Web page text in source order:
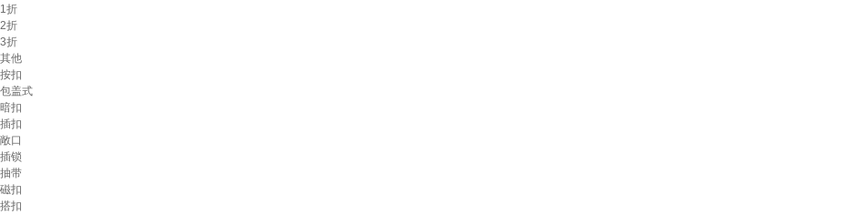
1折
2折
3折
其他
按扣
包盖式
暗扣
插扣
敞口
插锁
抽带
磁扣
搭扣